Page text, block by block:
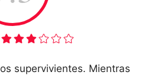
supervivientes. Mientras